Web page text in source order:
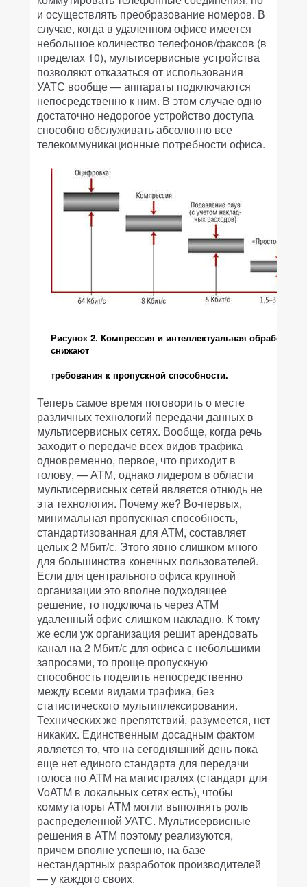
и осуществлять преобразование номеров. В
случае, когда в удаленном офисе имеется
небольшое количество телефонов/факсов (в
пределах 10), мультисервисные устройства
позволяют отказаться от использования
УАТС вообще — аппараты подключаются
непосредственно к ним. В этом случае одно
достаточно недорогое устройство доступа
способно обслуживать абсолютно все
телекоммуникационные потребности офиса.
Рисунок 2. Компрессия и интеллектуальная обработка
снижают
требования к пропускной способности.
Теперь самое время поговорить о месте
различных технологий передачи данных в
мультисервисных сетях. Вообще, когда речь
заходит о передаче всех видов трафика
одновременно, первое, что приходит в
голову, — АТМ, однако лидером в области
мультисервисных сетей является отнюдь не
эта технология. Почему же? Во-первых,
минимальная пропускная способность,
стандартизованная для АТМ, составляет
целых 2 Мбит/с. Этого явно слишком много
для большинства конечных пользователей.
Если для центрального офиса крупной
организации это вполне подходящее
решение, то подключать через АТМ
удаленный офис слишком накладно. К тому
же если уж организация решит арендовать
канал на 2 Мбит/с для офиса с небольшими
запросами, то проще пропускную
способность поделить непосредственно
между всеми видами трафика, без
статистического мультиплексирования.
Технических же препятствий, разумеется, нет
никаких. Единственным досадным фактом
является то, что на сегодняшний день пока
еще нет единого стандарта для передачи
голоса по АТМ на магистралях (стандарт для
VoATM в локальных сетях есть), чтобы
коммутаторы АТМ могли выполнять роль
распределенной УАТС. Мультисервисные
решения в АТМ поэтому реализуются,
причем вполне успешно, на базе
нестандартных разработок производителей
— у каждого своих.